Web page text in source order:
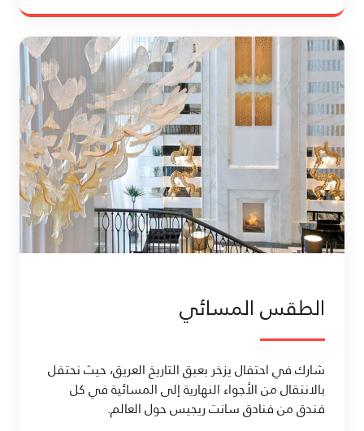
الطقس المسائي
شارك في احتفال يزخر بعبق التاريخ العريق، حيث نحتفل
بالانتقال من الأجواء النهارية إلى المسائية في كل
فندق من فنادق سانت ريجيس حول العالم.